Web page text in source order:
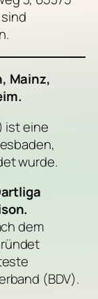
Mainz,
ist eine
wurde.
dem
(BDV).